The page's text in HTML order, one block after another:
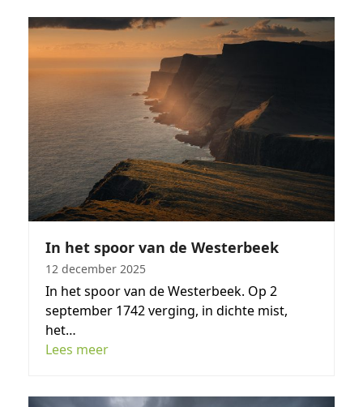
In het spoor van de Westerbeek
12 december 2025
In het spoor van de Westerbeek. Op 2
september 1742 verging, in dichte mist,
het…
Lees meer